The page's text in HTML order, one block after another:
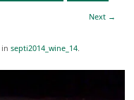
Next →
insepti2014_wine_14